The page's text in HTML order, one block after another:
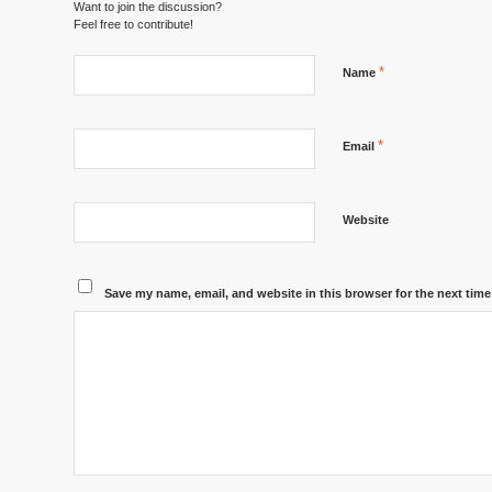
Want to join the discussion?
Feel free to contribute!
Name *
Email *
Website
Save my name, email, and website in this browser for the next